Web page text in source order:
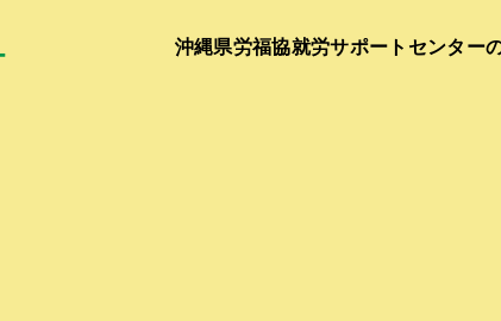
沖縄県労福協就労サポートセンター